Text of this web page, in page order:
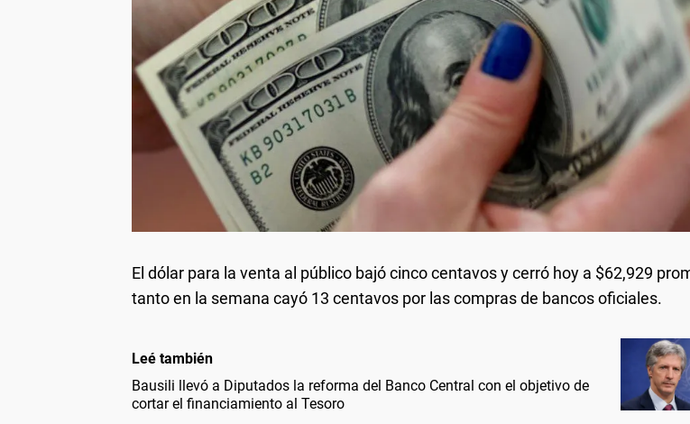
El dólar para la venta al público bajó cinco centavos y cerró hoy a $62,929
tanto en la semana cayó 13 centavos por las compras de bancos oficiales.
Leé también
Bausili llevó a Diputados la reforma del Banco Central con el objetivo de
cortar el financiamiento al Tesoro